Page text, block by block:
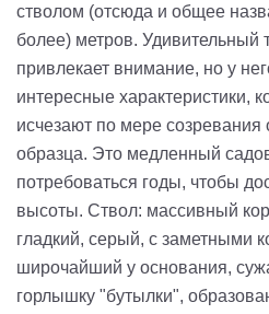
стволом (отсюда и общее
более) метров. Удивительный
привлекает внимание, но у
интересные характеристики,
исчезают по мере созревания
образца. Это медленный
потребоваться годы, чтобы
высоты. Ствол: массивный
гладкий, серый, с заметными
широчайший у основания,
горлышку "бутылки",